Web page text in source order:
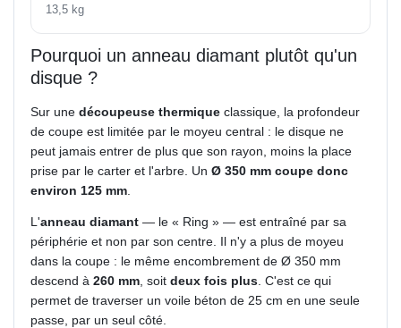
13,5 kg
Pourquoi un anneau diamant plutôt qu'un
disque ?
Sur une découpeuse thermique classique, la profondeur
de coupe est limitée par le moyeu central : le disque ne
peut jamais entrer de plus que son rayon, moins la place
prise par le carter et l'arbre. Un Ø 350 mm coupe donc
environ 125 mm
L'anneau diamant — le « Ring » — est entraîné par sa
périphérie et non par son centre. Il n'y a plus de moyeu
dans la coupe : le même encombrement de Ø 350 mm
descend à 260 mm , soit deux fois plus . C'est ce qui
permet de traverser un voile béton de 25 cm en une seule
passe, par un seul côté.